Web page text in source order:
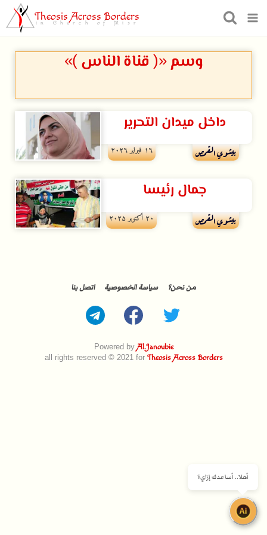
Theosis Across Borders
in Church of Misr
وسم «( قناة الناس )»
داخل ميدان التحرير
بيشوي القمص ۱٦ فبراير ۲۰۲٦
جمال رئيسا
بيشوي القمص ۲۰ أكتوبر ۲۰۲۵
Powered byAl.Janoubie
all rights reserved © 2021 for Theosis Across Borders
من نحن؟ سياسة الخصوصية اتصل بنا
أهلا.. أساعدك إزاي؟